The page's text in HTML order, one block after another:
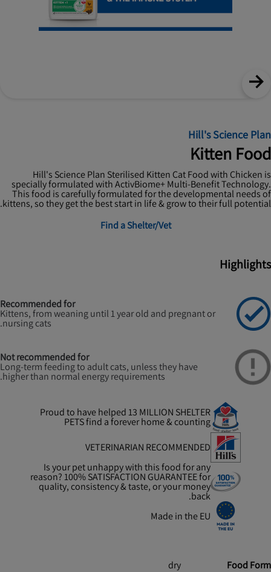
Hill's Science Plan
Kitten Food
Hill's Science Plan Sterilised Kitten Cat Food with Chicken is
specially formulated with ActivBiome+ Multi-Benefit Technology.
This food is carefully formulated for the developmental needs of
kittens, so they get the best start in life & grow to their full potential.
Find a Shelter/Vet
Highlights
Recommended for
Kittens, from weaning until 1 year old and pregnant or
nursing cats.
Not recommended for
Long-term feeding to adult cats, unless they have
higher than normal energy requirements.
Proud to have helped 13 MILLION SHELTER
PETS find a forever home & counting
VETERINARIAN RECOMMENDED
Is your pet unhappy with this food for any
reason? 100% SATISFACTION GUARANTEE for
quality, consistency & taste, or your money
back.
Made in the EU
Food Form
dry